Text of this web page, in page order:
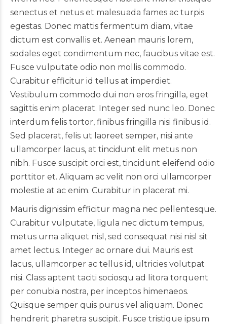
senectus et netus et malesuada fames ac turpis
egestas. Donec mattis fermentum diam, vitae
dictum est convallis et. Aenean mauris lorem,
sodales eget condimentum nec, faucibus vitae est.
Fusce vulputate odio non mollis commodo.
Curabitur efficitur id tellus at imperdiet.
Vestibulum commodo dui non eros fringilla, eget
sagittis enim placerat. Integer sed nunc leo. Donec
interdum felis tortor, finibus fringilla nisi finibus id.
Sed placerat, felis ut laoreet semper, nisi ante
ullamcorper lacus, at tincidunt elit metus non
nibh. Fusce suscipit orci est, tincidunt eleifend odio
porttitor et. Aliquam ac velit non orci ullamcorper
molestie at ac enim. Curabitur in placerat mi.
Mauris dignissim efficitur magna nec pellentesque.
Curabitur vulputate, ligula nec dictum tempus,
metus urna aliquet nisl, sed consequat nisi nisl sit
amet lectus. Integer ac ornare dui. Mauris est
lacus, ullamcorper ac tellus id, ultricies volutpat
nisi. Class aptent taciti sociosqu ad litora torquent
per conubia nostra, per inceptos himenaeos.
Quisque semper quis purus vel aliquam. Donec
hendrerit pharetra suscipit. Fusce tristique ipsum